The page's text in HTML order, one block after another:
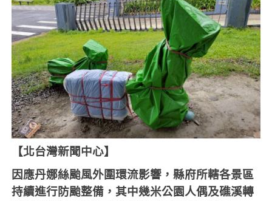
【北台灣新聞中心】
因應丹娜絲颱風外圍環流影響，縣府所轄各景區
持續進行防颱整備，其中幾米公園人偶及礁溪轉